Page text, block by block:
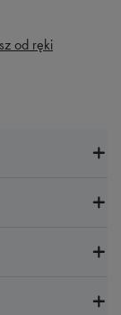
od ręki